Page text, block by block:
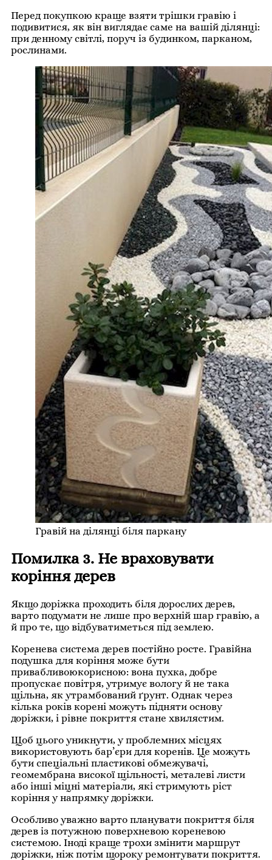
Перед покупкою краще взяти трішки гравію і
подивитися, як він виглядає саме на вашій ділянці:
при денному світлі, поруч із будинком, парканом,
рослинами.
Гравій на ділянці біля паркану
Помилка 3. Не враховувати
коріння дерев
Якщо доріжка проходить біля дорослих дерев,
варто подумати не лише про верхній шар гравію, а
й про те, що відбуватиметься під землею.
Коренева система дерев постійно росте. Гравійна
подушка для коріння може бути
привабливоюкорисною: вона пухка, добре
пропускає повітря, утримує вологу й не така
щільна, як утрамбований ґрунт. Однак через
кілька років корені можуть підняти основу
доріжки, і рівне покриття стане хвилястим.
Щоб цього уникнути, у проблемних місцях
використовують бар’єри для коренів. Це можуть
бути спеціальні пластикові обмежувачі,
геомембрана високої щільності, металеві листи
або інші міцні матеріали, які стримують ріст
коріння у напрямку доріжки.
Особливо уважно варто планувати покриття біля
дерев із потужною поверхневою кореневою
системою. Іноді краще трохи змінити маршрут
доріжки, ніж потім щороку ремонтувати покриття.